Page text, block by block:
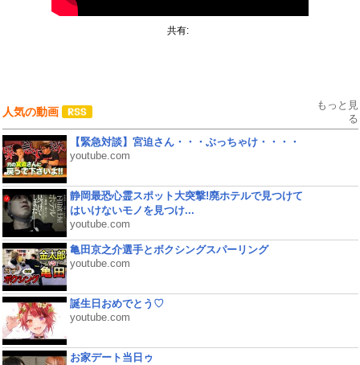
共有:
人気の動画
もっと見
る
【緊急対談】宮迫さん・・・ぶっちゃけ・・・・
youtube.com
静岡最恐心霊スポット大突撃!廃ホテルで見つけて
はいけないモノを見つけ...
youtube.com
亀田京之介選手とボクシングスパーリング
youtube.com
誕生日おめでとう♡
youtube.com
お家デート当日ゥ